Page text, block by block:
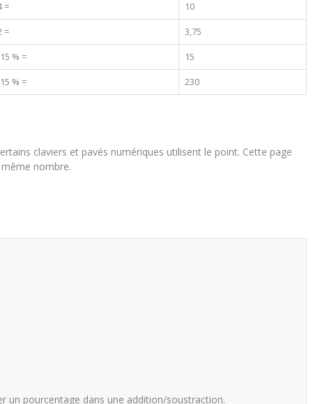
=
10
=
3,75
% =
15
% = 230
claviers et pavés numériques utilisent le point. Cette page
nombre.
un pourcentage dans une addition/soustraction.